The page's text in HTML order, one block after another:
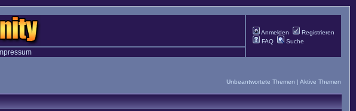
Anmelden
Registrieren
FAQ
Suche
Unbeantwortete Themen | Aktive Themen